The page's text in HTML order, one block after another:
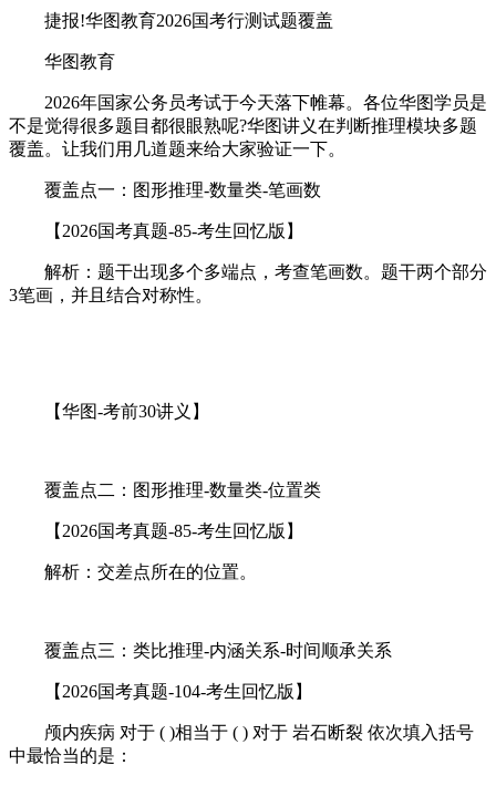
捷报!华图教育2026国考行测试题覆盖
华图教育
2026年国家公务员考试于今天落下帷幕。各位华图学员是
不是觉得很多题目都很眼熟呢?华图讲义在判断推理模块多题
覆盖。让我们用几道题来给大家验证一下。
覆盖点一：图形推理-数量类-笔画数
【2026国考真题-85-考生回忆版】
解析：题干出现多个多端点，考查笔画数。题干两个部分
3笔画，并且结合对称性。
【华图-考前30讲义】
覆盖点二：图形推理-数量类-位置类
【2026国考真题-85-考生回忆版】
解析：交差点所在的位置。
覆盖点三：类比推理-内涵关系-时间顺承关系
【2026国考真题-104-考生回忆版】
颅内疾病 对于 ( )相当于 ( ) 对于 岩石断裂 依次填入括号
中最恰当的是：